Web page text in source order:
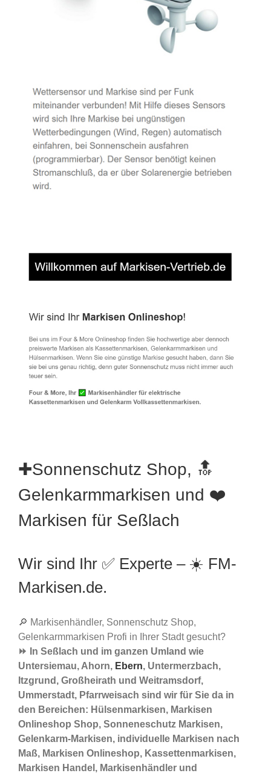
✚Sonnenschutz Shop, 🔝
Gelenkarmmarkisen und ❤️
Markisen für Seßlach
Wir sind Ihr ✅ Experte – ☀️ FM-
Markisen.de.
🔎 Markisenhändler, Sonnenschutz Shop,
Gelenkarmmarkisen Profi in Ihrer Stadt gesucht?
⏩ In Seßlach und im ganzen Umland wie
Untersiemau, Ahorn, Ebern, Untermerzbach,
Itzgrund, Großheirath und Weitramsdorf,
Ummerstadt, Pfarrweisach sind wir für Sie da in
den Bereichen: Hülsenmarkisen, Markisen
Onlineshop Shop, Sonneneschutz Markisen,
Gelenkarm-Markisen, individuelle Markisen nach
Maß, Markisen Onlineshop, Kassettenmarkisen,
Markisen Handel, Markisenhändler und